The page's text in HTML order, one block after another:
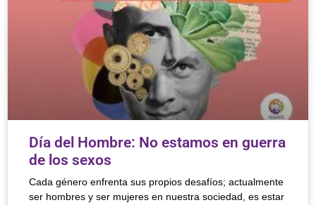
Día del Hombre: No estamos en guerra
de los sexos
Cada género enfrenta sus propios desafíos; actualmente
ser hombres y ser mujeres en nuestra sociedad, es estar